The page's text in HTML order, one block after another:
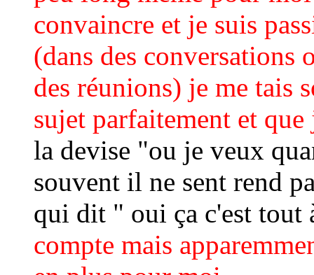
convaincre et je suis
(dans des conversations
des réunions) je me tais
sujet parfaitement et
la devise "ou je veux
souvent il ne sent rend
qui dit " oui ça c'est
compte mais